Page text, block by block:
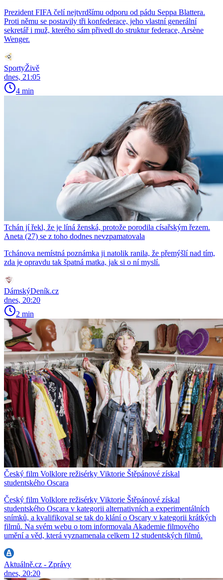
Prezident FIFA čelí nejtvrdšímu odporu od pádu Seppa Blattera.
Proti němu se postavily tři konfederace, jeho vlastní generální
sekretář i muž, kterého sám přivedl do struktur federace, Arsène
Wenger.
SportyŽivě
dnes, 21:05
4 min
Tchán jí řekl, že je líná ženská, protože porodila císařským řezem.
Aneta (27) se z toho dodnes nevzpamatovala
Tchánova nemístná poznámka ji natolik ranila, že přemýšlí nad tím,
zda je opravdu tak špatná matka, jak si o ní myslí.
DámskýDeník.cz
dnes, 20:20
2 min
Český film Volklore režisérky Viktorie Štěpánové získal
studentského Oscara
Český film Volklore režisérky Viktorie Štěpánové získal
studentského Oscara v kategorii alternativních a experimentálních
snímků, a kvalifikoval se tak do klání o Oscary v kategorii krátkých
filmů. Na svém webu o tom informovala Akademie filmového
umění a věd, která vyznamenala celkem 12 studentských filmů.
Aktuálně.cz - Zprávy
dnes, 20:20